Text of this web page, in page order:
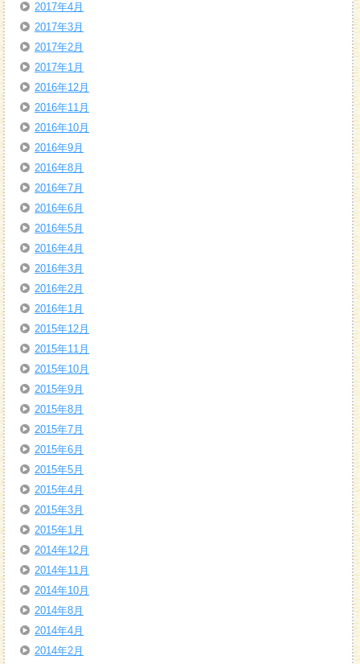
2017年4月
2017年3月
2017年2月
2017年1月
2016年12月
2016年11月
2016年10月
2016年9月
2016年8月
2016年7月
2016年6月
2016年5月
2016年4月
2016年3月
2016年2月
2016年1月
2015年12月
2015年11月
2015年10月
2015年9月
2015年8月
2015年7月
2015年6月
2015年5月
2015年4月
2015年3月
2015年1月
2014年12月
2014年11月
2014年10月
2014年8月
2014年4月
2014年2月